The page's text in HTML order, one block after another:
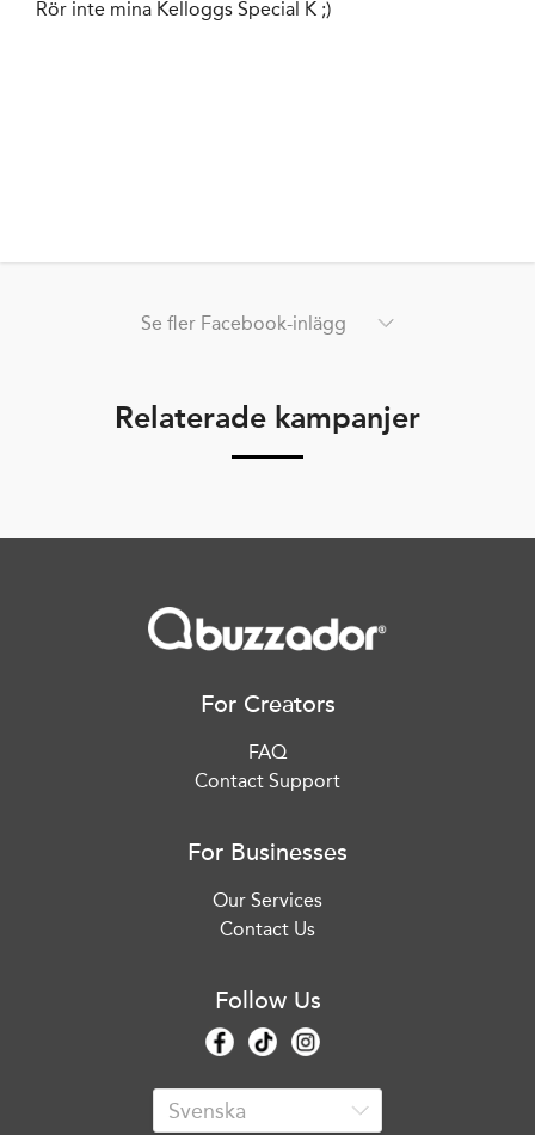
Rör inte mina Kelloggs Special K ;)
Se fler Facebook-inlägg
Relaterade kampanjer
For Creators
FAQ
Contact Support
For Businesses
Our Services
Contact Us
Follow Us